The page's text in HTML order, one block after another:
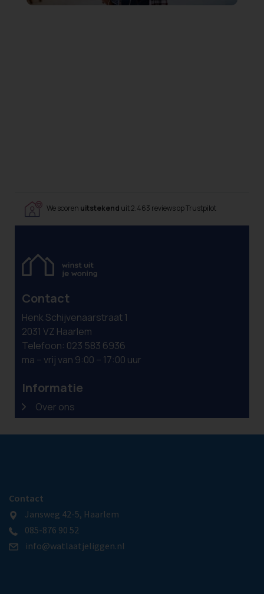
Contact
Jansweg 42-5, Haarlem
085-876 90 52
info@watlaatjeliggen.nl